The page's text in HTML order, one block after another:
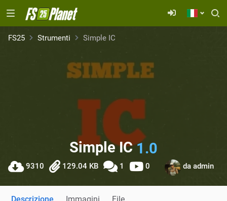
FS25 Strumenti Simple IC
Simple IC1.0
9310 129.04 KB 1 0 da admin